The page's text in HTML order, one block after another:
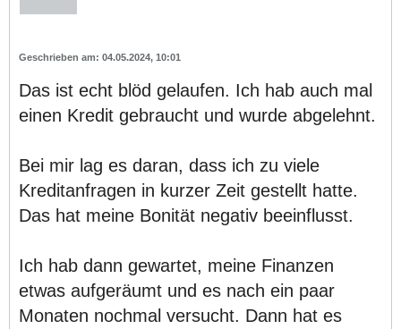
04.05.2024, 10:01
Das ist echt blöd gelaufen. Ich hab auch mal
einen Kredit gebraucht und wurde abgelehnt.
Bei mir lag es daran, dass ich zu viele
Kreditanfragen in kurzer Zeit gestellt hatte.
Das hat meine Bonität negativ beeinflusst.
Ich hab dann gewartet, meine Finanzen
etwas aufgeräumt und es nach ein paar
Monaten nochmal versucht. Dann hat es